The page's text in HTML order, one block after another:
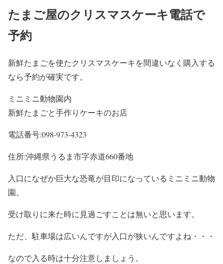
たまご屋のクリスマスケーキ電話で
予約
新鮮たまごを使たクリスマスケーキを間違いなく購入する
なら予約が確実です。
ミニミニ動物園内
新鮮たまごと手作りケーキのお店
電話番号:098-973-4323
住所:沖縄県うるま市字赤道660番地
入口になぜか巨大な恐竜が目印になっているミニミニ動物
園。
受け取りに来た時に見過ごすことは無いと思います。
ただ、駐車場は広いんですが入口が狭いんですよね・・・
なので入る時は十分注意しましょう。